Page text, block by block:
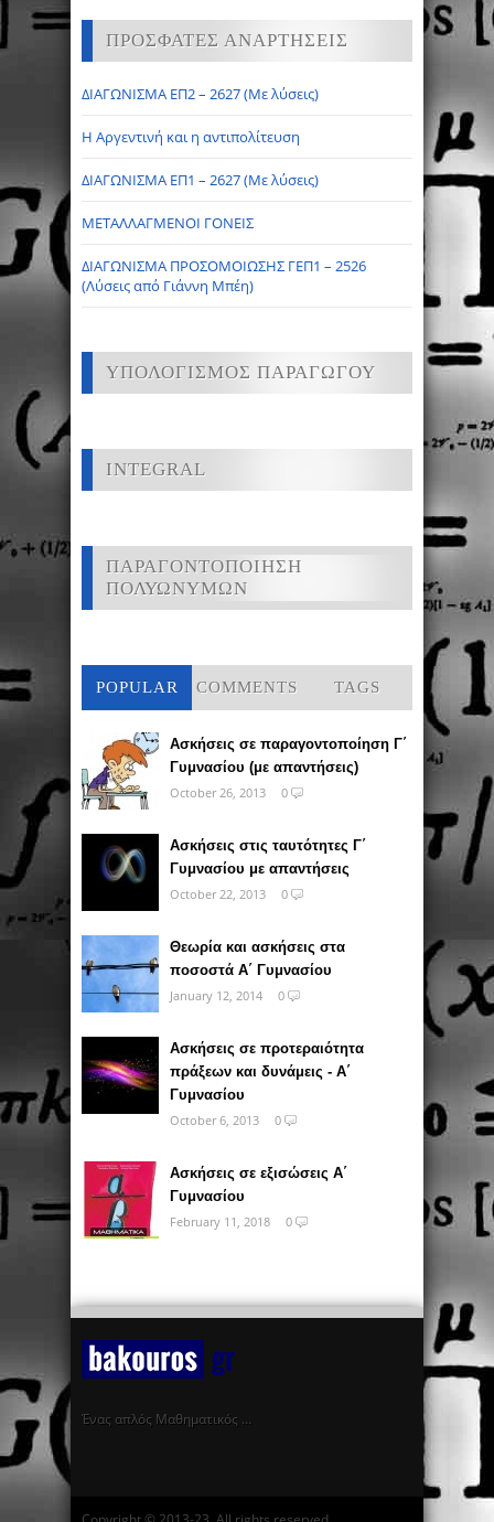
ΠΡΟΣΦΑΤΕΣ ΑΝΑΡΤΗΣΕΙΣ
ΔΙΑΓΩΝΙΣΜΑ ΕΠ2 – 2627 (Με λύσεις)
Η Αργεντινή και η αντιπολίτευση
ΔΙΑΓΩΝΙΣΜΑ ΕΠ1 – 2627 (Με λύσεις)
ΜΕΤΑΛΛΑΓΜΕΝΟΙ ΓΟΝΕΙΣ
ΔΙΑΓΩΝΙΣΜΑ ΠΡΟΣΟΜΟΙΩΣΗΣ ΓΕΠ1 – 2526
(Λύσεις από Γιάννη Μπέη)
ΥΠΟΛΟΓΙΣΜΟΣ ΠΑΡΑΓΩΓΟΥ
INTEGRAL
ΠΑΡΑΓΟΝΤΟΠΟΙΗΣΗ
ΠΟΛΥΩΝΥΜΩΝ
POPULAR COMMENTS TAGS
Ασκήσεις σε παραγοντοποίηση Γ΄
Γυμνασίου (με απαντήσεις)
October 26, 2013
0
Ασκήσεις στις ταυτότητες Γ΄
Γυμνασίου με απαντήσεις
October 22, 2013
0
Θεωρία και ασκήσεις στα
ποσοστά Α΄ Γυμνασίου
January 12, 2014
0
Ασκήσεις σε προτεραιότητα
πράξεων και δυνάμεις - Α΄
Γυμνασίου
October 6, 2013
0
Ασκήσεις σε εξισώσεις Α΄
Γυμνασίου
February 11, 2018
0
Ένας απλός Μαθηματικός …